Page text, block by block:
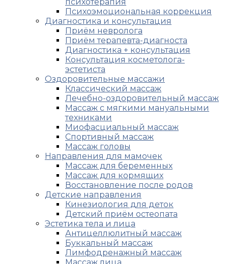
Психоэмоциональная коррекция
Диагностика и консультация
Приём невролога
Приём терапевта-диагноста
Диагностика + консультация
Консультация косметолога-
эстетиста
Оздоровительные массажи
Классический массаж
Лечебно-оздоровительный массаж
Массаж с мягкими мануальными
техниками
Миофасциальный массаж
Спортивный массаж
Массаж головы
Направления для мамочек
Массаж для беременных
Массаж для кормящих
Восстановление после родов
Детские направления
Кинезиология для деток
Детский приём остеопата
Эстетика тела и лица
Антицеллюлитный массаж
Буккальный массаж
Лимфодренажный массаж